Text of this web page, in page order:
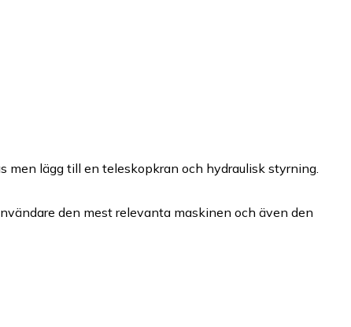
men lägg till en teleskopkran och hydraulisk styrning.
den mest relevanta maskinen och även den